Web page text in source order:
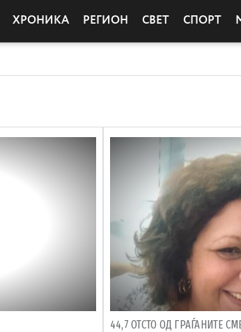
ХРОНИКА РЕГИОН СВЕТ СПОРТ